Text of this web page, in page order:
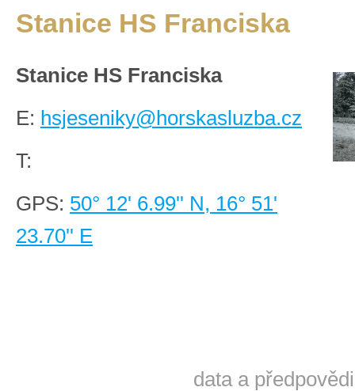
Stanice HS Franciska
Stanice HS Franciska
E: hsjeseniky@horskasluzba.cz
T:
GPS: 50° 12' 6.99'' N, 16° 51'
23.70'' E
data a